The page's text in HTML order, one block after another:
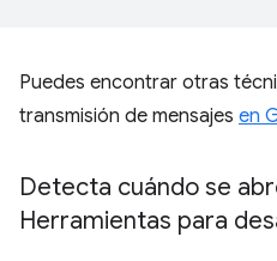
Puedes encontrar otras
transmisión de mensajes en
Detecta cuándo se
Herramientas para